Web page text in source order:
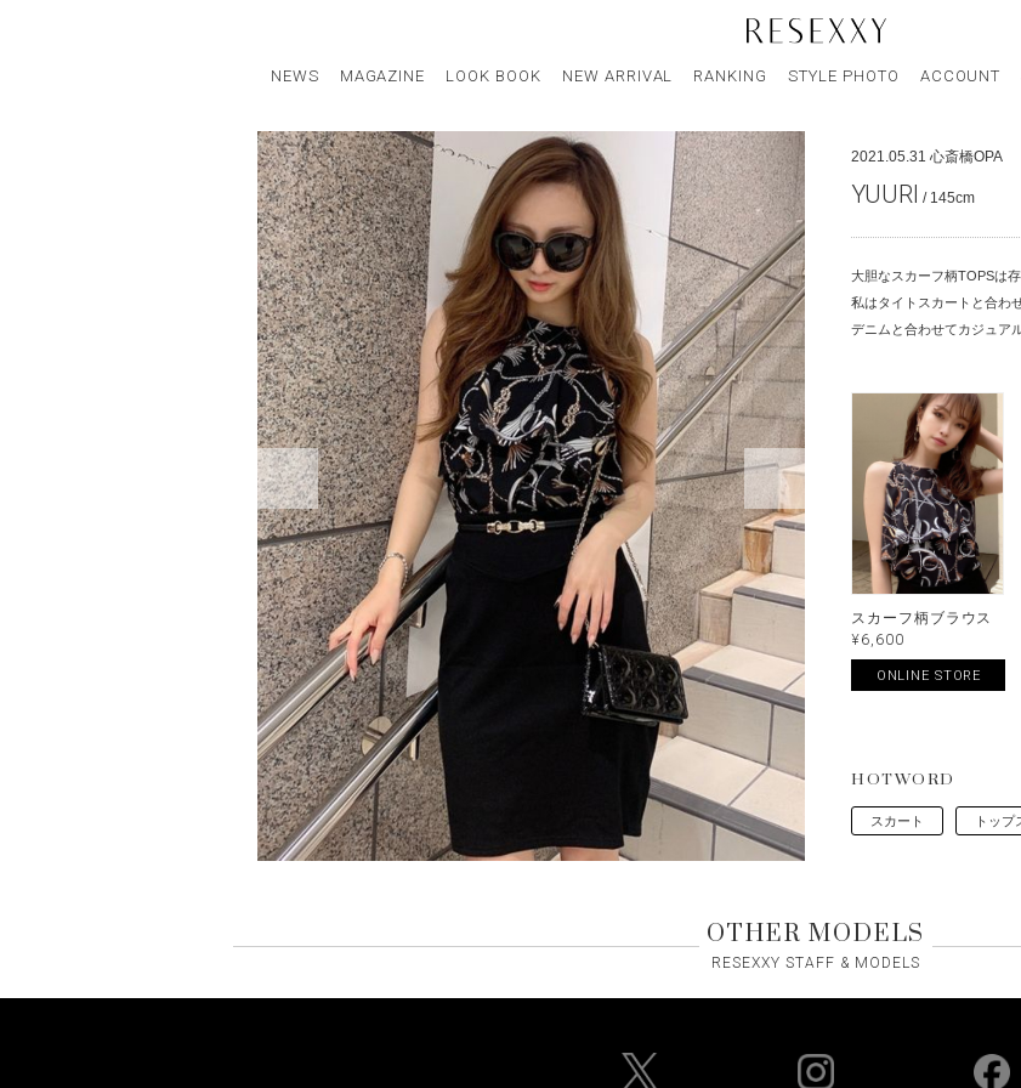
NEWS MAGAZINE LOOK BOOK NEW ARRIVAL RANKING STYLE PHOTO ACCOUNT
STAFF STYLE
2021.05.31 心斎橋OPA
YUURI / 145cm
大胆なスカーフ柄TOPSは
私はタイトスカートと合わ
デニムと合わせてカジュア
スカーフ柄ブラウス
¥6,600
ONLINE STORE
HOTWORD
スカート トップ
OTHER MODELS
RESEXXY STAFF & MODELS